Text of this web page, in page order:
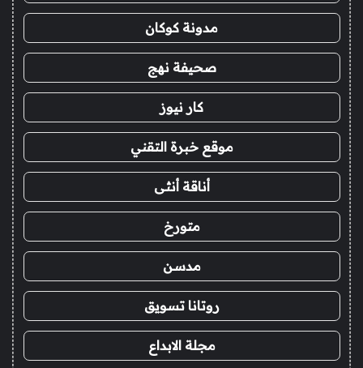
مدونة كوكان
صحيفة نهج
كار نيوز
موقع خبرة التقني
أناقة أنثى
متورخ
مدسن
روتانا تسويق
مجلة الابداع